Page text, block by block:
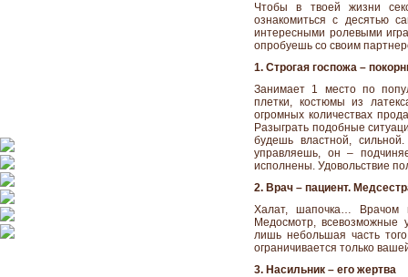
Чтобы в твоей жизни
ознакомиться с десятью
интересными ролевыми
опробуешь со своим
1. Строгая госпожа –
Занимает 1 место по
плетки, костюмы из
огромных количествах
Разыграть подобные
будешь властной,
управляешь, он –
исполнены. Удовольствие
2. Врач – пациент.
Халат, шапочка…
Медосмотр, всевозможные
лишь небольшая часть
ограничивается только
3. Насильник – его жертва